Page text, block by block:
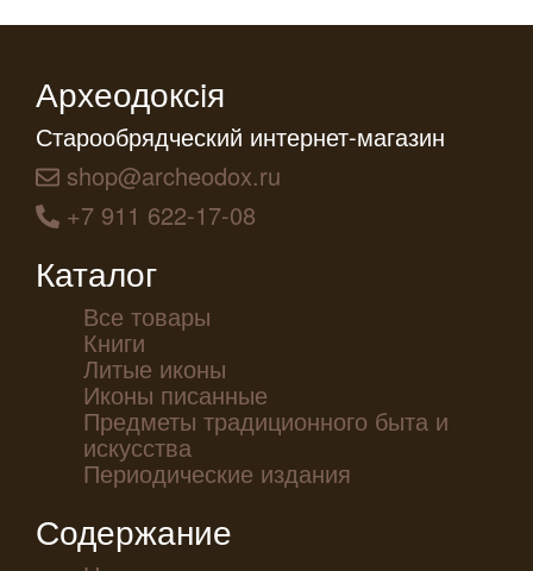
Археодоксiя
Старообрядческий интернет-магазин
shop@archeodox.ru
+7 911 622-17-08
Каталог
Все товары
Книги
Литые иконы
Иконы писанные
Предметы традиционного быта и
искусства
Периодические издания
Содержание